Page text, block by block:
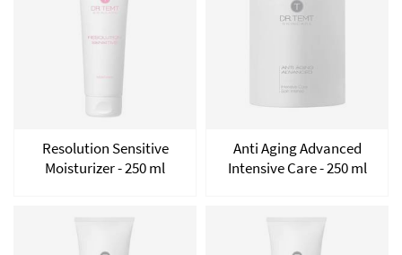
Resolution Sensitive
Moisturizer - 250 ml
Anti Aging Advanced
Intensive Care - 250 ml